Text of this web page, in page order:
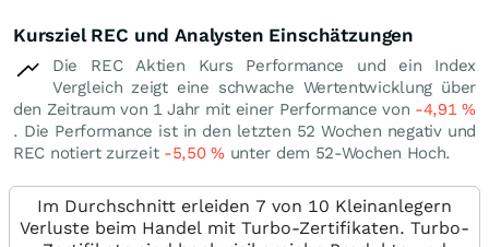
Kursziel REC und Analysten Einschätzungen
Die REC Aktien Kurs Performance und ein Index
Vergleich zeigt eine schwache Wertentwicklung über
den Zeitraum von 1 Jahr mit einer Performance von -4,91%
. Die Performance ist in den letzten 52 Wochen negativ und
REC notiert zurzeit -5,50%unter dem 52-Wochen Hoch.
Im Durchschnitt erleiden 7 von 10 Kleinanlegern
Verluste beim Handel mit Turbo-Zertifikaten. Turbo-